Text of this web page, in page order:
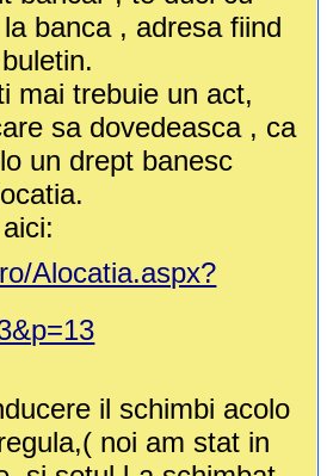
banca , adresa fiind
mai trebuie un act,
sa dovedeasca , ca
un drept banesc
Alocatia.aspx?
il schimbi acolo
noi am stat in